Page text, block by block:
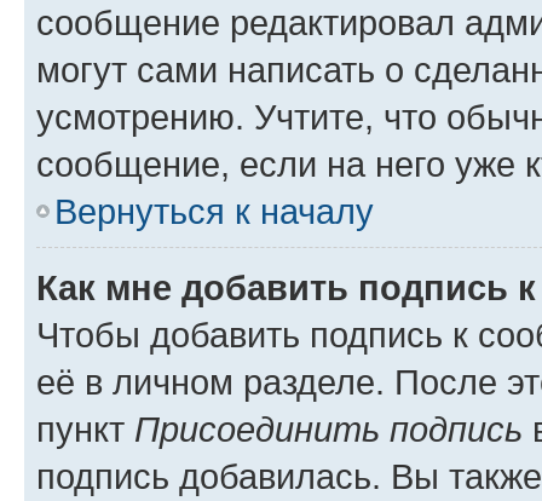
сообщение редактировал
могут сами написать о
усмотрению. Учтите, что
сообщение, если на него уже
Вернуться к началу
Как мне добавить подпись
Чтобы добавить подпись к
её в личном разделе. После
пункт Присоединить подпись
подпись добавилась. Вы